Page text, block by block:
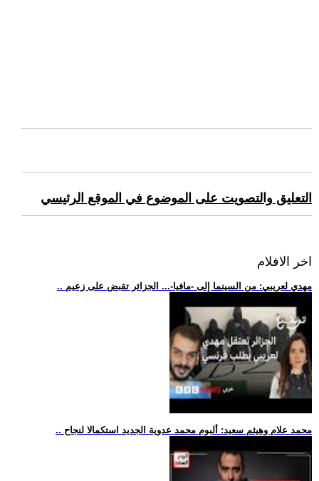
التعليق والتصويت على الموضوع في الموقع الرئيسي
اخر الافلام
.. مهدي لعريبي: من السينما إلى -مافيا-... الجزائر تقبض على زعيم
.. محمد علام وهيثم سعيد: ألبوم محمد عدوية الجديد استكمالا لنجاح